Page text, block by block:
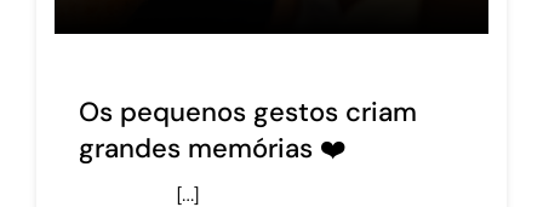
Os pequenos gestos criam
grandes memórias ❤️
[…]